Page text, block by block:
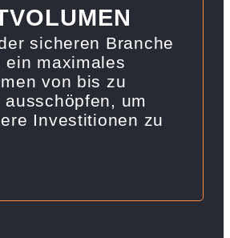
sicheren Branche
ein maximales
von bis zu
ausschöpfen, um
Investitionen zu